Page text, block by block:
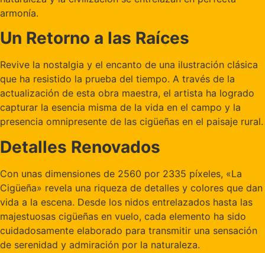
armonía.
Un Retorno a las Raíces
Revive la nostalgia y el encanto de una ilustración clásica
que ha resistido la prueba del tiempo. A través de la
actualización de esta obra maestra, el artista ha logrado
capturar la esencia misma de la vida en el campo y la
presencia omnipresente de las cigüeñas en el paisaje rural.
Detalles Renovados
Con unas dimensiones de 2560 por 2335 píxeles, «La
Cigüeña» revela una riqueza de detalles y colores que dan
vida a la escena. Desde los nidos entrelazados hasta las
majestuosas cigüeñas en vuelo, cada elemento ha sido
cuidadosamente elaborado para transmitir una sensación
de serenidad y admiración por la naturaleza.